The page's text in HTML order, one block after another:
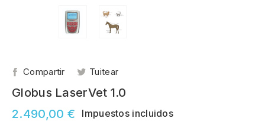
Compartir Tuitear
Globus LaserVet 1.0
2.490,00 €
Impuestos incluidos